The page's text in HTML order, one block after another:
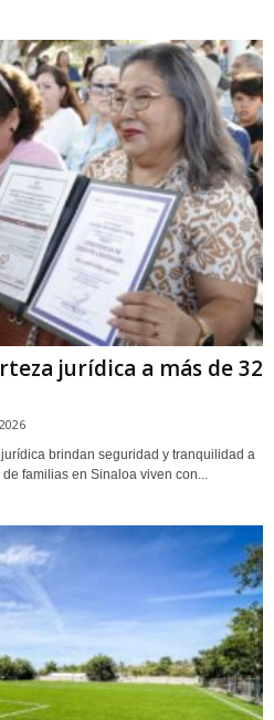
jurídica a más de 32
brindan seguridad y tranquilidad a
familias en Sinaloa viven con...